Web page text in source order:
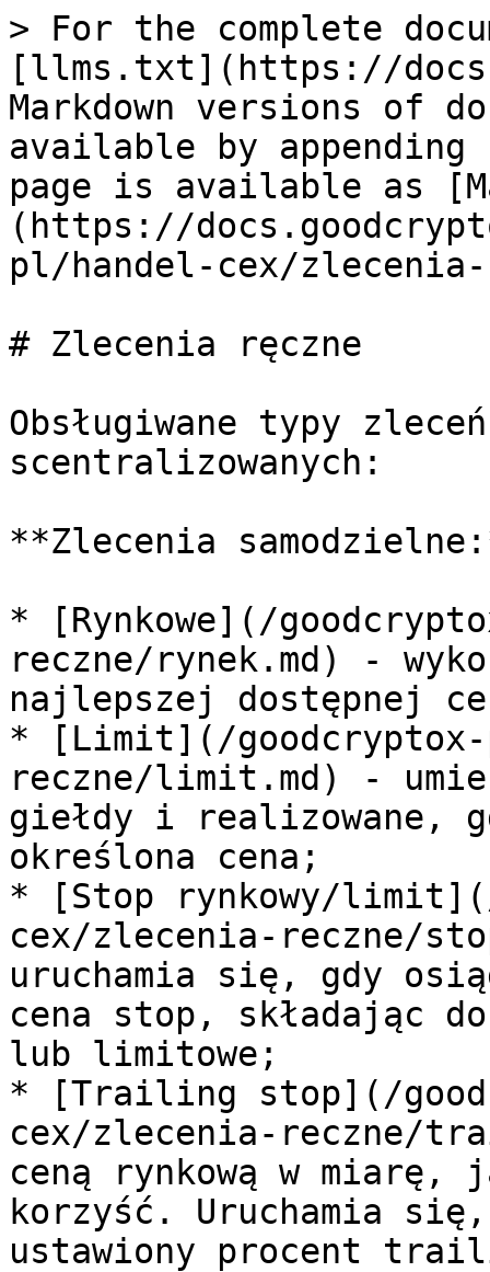
> For the complete
[llms.txt](https://
Markdown versions of
available by
page is available as
(https://
pl/handel-cex/zlecenia-
# Zlecenia ręczne
Obsługiwane typy
scentralizowanych:
**Zlecenia
* [Rynkowe](/
reczne/rynek.md) -
najlepszej dostępnej
* [Limit](/
reczne/limit.md) -
giełdy i realizowane,
określona cena;
* [Stop rynkowy/
cex/zlecenia-reczne/
uruchamia się, gdy
cena stop, składając
lub limitowe;
* [Trailing stop](/
cex/zlecenia-reczne/
ceną rynkową w miarę,
korzyść. Uruchamia
ustawiony procent